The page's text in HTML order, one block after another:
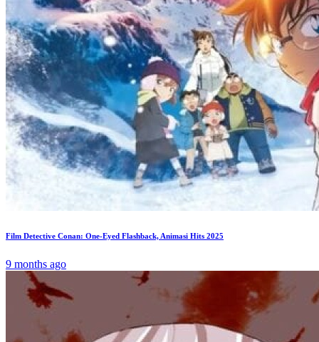
Film Detective Conan: One-Eyed Flashback, Animasi Hits 2025
9 months ago